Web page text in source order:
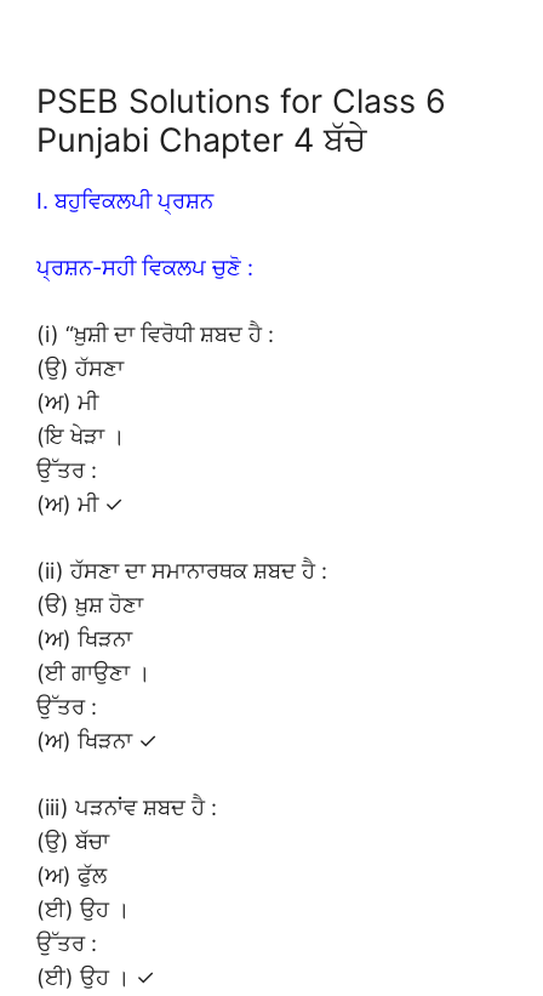
PSEB Solutions for Class 6
Punjabi Chapter 4 ਬੱਚੇ
I. ਬਹੁਵਿਕਲਪੀ ਪ੍ਰਸ਼ਨ
ਪ੍ਰਸ਼ਨ-ਸਹੀ ਵਿਕਲਪ ਚੁਣੋ :
(i) “ਖ਼ੁਸ਼ੀ ਦਾ ਵਿਰੋਧੀ ਸ਼ਬਦ ਹੈ :
(ਉ) ਹੱਸਣਾ
(ਅ) ਮੀ
(ਇ ਖੇੜਾ ।
ਉੱਤਰ :
(ਅ) ਮੀ ✓
(ii) ਹੱਸਣਾ ਦਾ ਸਮਾਨਾਰਥਕ ਸ਼ਬਦ ਹੈ :
(ੳ) ਖ਼ੁਸ਼ ਹੋਣਾ
(ਅ) ਖਿੜਨਾ
(ਈ ਗਾਉਣਾ ।
ਉੱਤਰ :
(ਅ) ਖਿੜਨਾ ✓
(iii) ਪੜਨਾਂਵ ਸ਼ਬਦ ਹੈ :
(ਉ) ਬੱਚਾ
(ਅ) ਫੁੱਲ
(ਈ) ਉਹ ।
ਉੱਤਰ :
(ਈ) ਉਹ । ✓